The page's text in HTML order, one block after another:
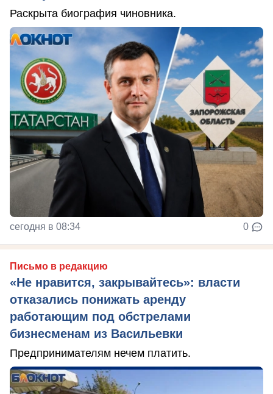
Раскрыта биография чиновника.
сегодня в 08:34 0
Письмо в редакцию
«Не нравится, закрывайтесь»: власти
отказались понижать аренду
работающим под обстрелами
бизнесменам из Васильевки
Предпринимателям нечем платить.